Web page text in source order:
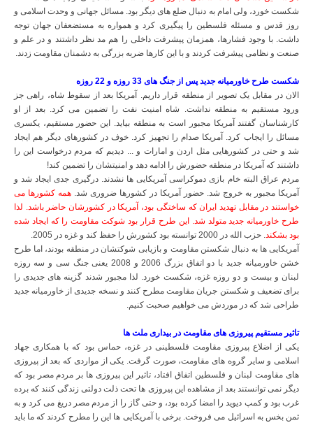
شکست خورد، ولی امام به دنبال ضلع های دیگر بود. مسائل جهانی و وحدت اسلامی و
روز قدس و مسئله فلسطین را پیگیری کرد و همواره به مستضعفان جهان توجه
داشت. با وجود فشارها، همزمان پیشرفت داخلی را هم مد نظر داشتند و در علم و
صنعت و نظامی پیشرفت کردند و با این کارها ضربه بزرگی به دشمنان مقاومت زدند.
شکست طرح خاورمیانه جدید پس از جنگ های 33 روزه و 22 روزه
الان در مقابل یک تصویر از منطقه قرار داریم. آمریکا بعد از سقوط شاه، راهی جز
ورود مستقیم به منطقه نداشت. شاه امنیت نفت را تضمین می کرد. بعد از او
کارشناسان گفتند آمریکا مجبور است به منطقه بیاید. این حضور مستقیم، یکسری
مسائل را ایجاب کرد. آمریکا صدام را تجهیز کرد. خوف در کشورهای دیگر هم ایجاد
شد و حتی در کشورهایی مثل اردن و امارات و ... دیدیم که مردم درخواست این را
داشتند که آمریکا در منطقه حضورش را ادامه دهد و امنیتشان را تضمین کند!
مردم عراق البته خام بازی دموکراسی آمریکایی ها نشدند. درگیری جدی ایجاد شد و
آمریکا مجبور به خروج شد. حضور آمریکا در کشورها ضروری شد.همه کشورها می
خواستند در مقابل تهدید ایران که ساختگی بود، آمریکا در کشورشان حاضر باشد. لذا
طرح خاورمیانه جدید متولد شد. این طرح قرار بود شوکت مقاومت را که ایجاد شده
بود بشکند. حزب الله در 2000 توانسته بود کشورش را حفظ کند و غزه در 2005.
آمریکایی ها به دنبال شکستن مقاومت و بازیابی شوکتشان در منطقه بودند، اما طرح
خشن خاورمیانه جدید با دو اتفاق بزرگ 2006 و 2008 یعنی جنگ سی و سه روزه
لبنان و بیست و دو روزه غزه، شکست خورد. لذا مجبور شدند گزینه های جدیدی را
برای تضعیف و شکستن جریان مقاومت مطرح کنند و نسخه جدیدی از خاورمیانه جدید
طراحی شد که در موردش می خواهیم صحبت کنیم.
تاثیر مستقیم پیروزی های مقاومت در بیداری ملت ها
یکی از اضلاع پیروزی مقاومت فلسطینی در غزه، حماس بود که با همکاری جهاد
اسلامی و سایر گروه های مقاومت، صورت گرفت. یکی از مواردی که بعد از پیروزی
های مقاومت لبنان و فلسطین اتفاق افتاد، تاثیر این پیروزی ها بر مردم مصر بود که
دیگر نمی توانستند بعد از مشاهده این پیروزی ها تحت ذلت دولتی زندگی کنند که برده
غرب بود و کمپ دیوید را امضا کرده بود، و حتی گاز را از مردم مصر دریغ می کرد و به
ثمن بخس به اسرائیل می فروخت. برخی با آمریکایی ها این را مطرح کردند که ما باید